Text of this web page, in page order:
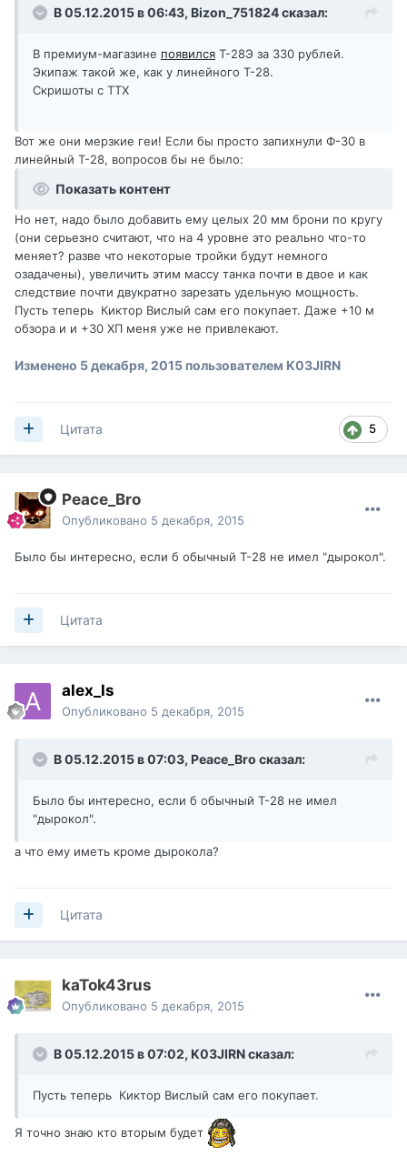
В 05.12.2015 в 06:43, Bizon_751824сказал:
В премиум-магазине появился Т-28Э за 330 рублей.
Экипаж такой же, как у линейного Т-28.
Скришоты с ТТХ
Вот же они мерзкие геи! Если бы просто запихнули Ф-30 в
линейный Т-28, вопросов бы не было:
Показать контент
Но нет, надо было добавить ему целых 20 мм брони по кругу
(они серьезно считают, что на 4 уровне это реально что-то
меняет? разве что некоторые тройки будут немного
озадачены), увеличить этим массу танка почти в двое и как
следствие почти двукратно зарезать удельную мощность.
Пусть теперь Киктор Вислый сам его покупает. Даже +10 м
обзора и и +30 ХП меня уже не привлекают.
Изменено 5 декабря, 2015 пользователем K03JIRN
5
Цитата
Peace_Bro
Опубликовано 5 декабря, 2015
Было бы интересно, если б обычный Т-28 не имел "дырокол".
Цитата
alex_ls
Опубликовано 5 декабря, 2015
В 05.12.2015 в 07:03, Peace_Bro сказал:
Было бы интересно, если б обычный Т-28 не имел
"дырокол".
а что ему иметь кроме дырокола?
Цитата
kaTok43rus
Опубликовано 5 декабря, 2015
В 05.12.2015 в 07:02, K03JIRNсказал:
Пусть теперь Киктор Вислый сам его покупает.
Я точно знаю кто вторым будет